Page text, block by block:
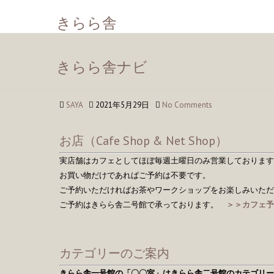
きらら舎
きらら舎ナビ
SAYA 2021年5月29日 No Comments
お店（Cafe Shop & Net Shop）
実店舗はカフェとしてほぼ毎週土曜日のみ営業しております
お買い物だけであればご予約は不要です。
ご予約いただければお茶やワークショップをお楽しみいただ
ご予約はきらら舎二号館で承っております。
＞＞カフェ
カテゴリーのご案内